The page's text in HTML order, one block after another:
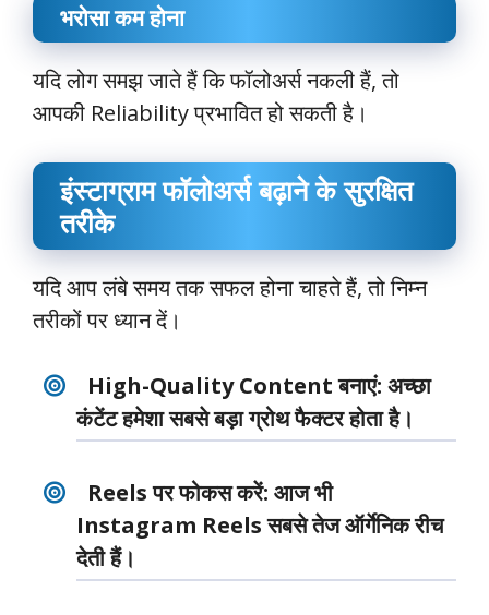
भरोसा कम होना
यदि लोग समझ जाते हैं कि फॉलोअर्स नकली हैं, तो
आपकी Reliability प्रभावित हो सकती है।
इंस्टाग्राम फॉलोअर्स बढ़ाने के सुरक्षित
तरीके
यदि आप लंबे समय तक सफल होना चाहते हैं, तो निम्न
तरीकों पर ध्यान दें।
High-Quality Content बनाएं: अच्छा
कंटेंट हमेशा सबसे बड़ा ग्रोथ फैक्टर होता है।
Reels पर फोकस करें: आज भी
Instagram Reels सबसे तेज ऑर्गेनिक रीच
देती हैं।